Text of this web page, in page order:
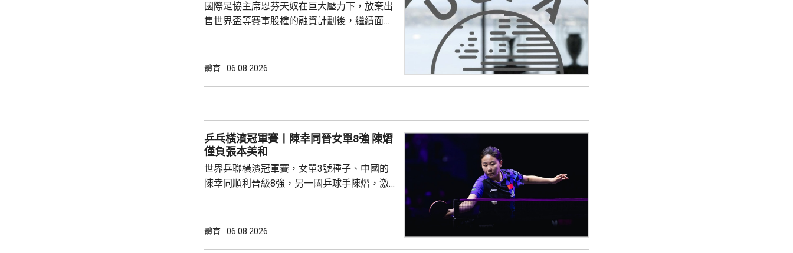
國際足協主席恩芬天奴在巨大壓力下，放棄出
售世界盃等賽事股權的融資計劃後，繼績面臨
歉；國際足協會後發聲明，重申全力支持恩芬
恩芬天奴作出道歉，改變不了他們抵制世界盃
等國際足協相關賽事的立場，他們對恩芬...
體育 06.08.2026
乒乓橫濱冠軍賽丨陳幸同晉女單8強 陳熠
僅負張本美和
世界乒聯橫濱冠軍賽，女單3號種子、中國的
陳幸同順利晉級8強，另一國乒球手陳熠，激
全場控制大局下，以直落3局11:8、11:2及11:2
體育 06.08.2026